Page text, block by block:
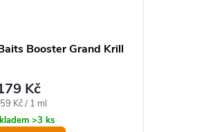
Booster Grand Krill
Kč
Kč / 1 ml
>3 ks